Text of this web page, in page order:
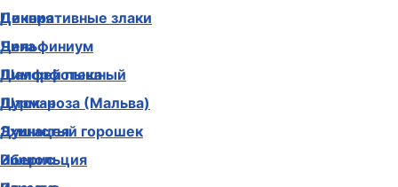
Декоративные злаки
Дельфиниум
Диморфотека
Дурман
Душистый горошек
Иберис
Цинния
Чина
Шалфей пышный
Шток-роза (Мальва)
Эхинацея
Эшшольция